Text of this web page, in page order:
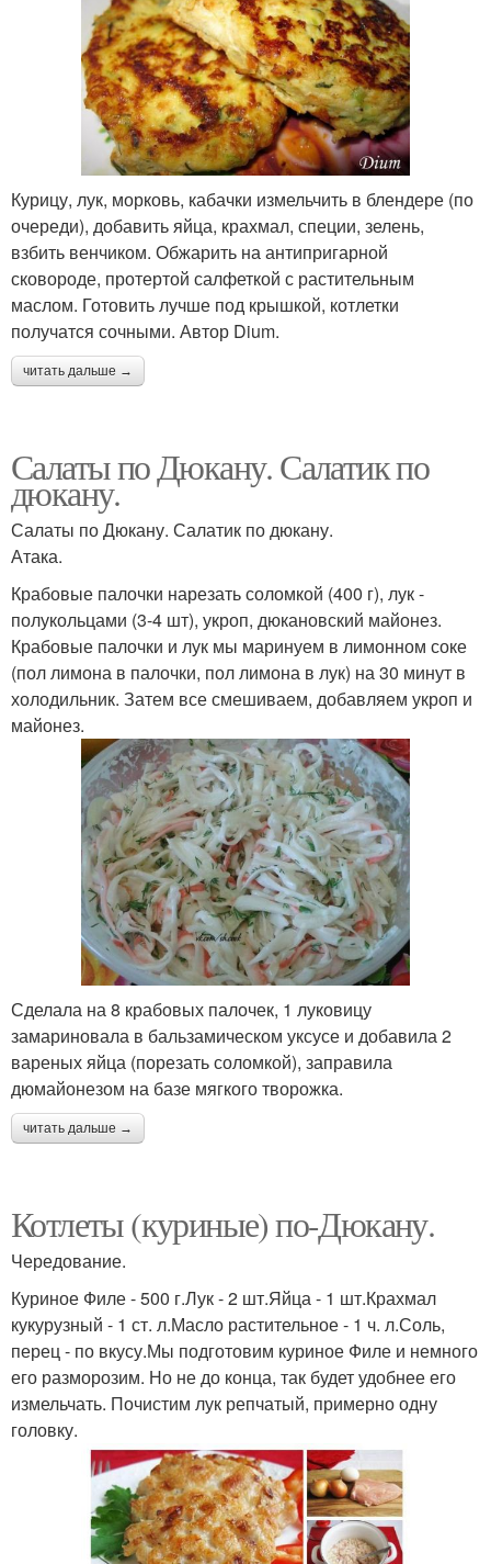
Курицу, лук, морковь, кабачки измельчить в блендере (по
очереди), добавить яйца, крахмал, специи, зелень,
взбить венчиком. Обжарить на антипригарной
сковороде, протертой салфеткой с растительным
маслом. Готовить лучше под крышкой, котлетки
получатся сочными. Автор Dium.
читать дальше →
Салаты по Дюкану. Салатик по
дюкану.
Салаты по Дюкану. Салатик по дюкану.
Атака.
Крабовые палочки нарезать соломкой (400 г), лук -
полукольцами (3-4 шт), укроп, дюкановский майонез.
Крабовые палочки и лук мы маринуем в лимонном соке
(пол лимона в палочки, пол лимона в лук) на 30 минут в
холодильник. Затем все смешиваем, добавляем укроп и
майонез.
Сделала на 8 крабовых палочек, 1 луковицу
замариновала в бальзамическом уксусе и добавила 2
вареных яйца (порезать соломкой), заправила
дюмайонезом на базе мягкого творожка.
читать дальше →
Котлеты (куриные) по-Дюкану.
Чередование.
Куриное Филе - 500 г.Лук - 2 шт.Яйца - 1 шт.Крахмал
кукурузный - 1 ст. л.Масло растительное - 1 ч. л.Соль,
перец - по вкусу.Мы подготовим куриное Филе и немного
его разморозим. Но не до конца, так будет удобнее его
измельчать. Почистим лук репчатый, примерно одну
головку.